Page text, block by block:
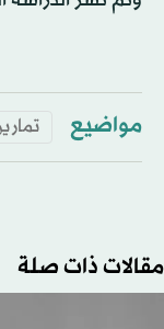
مواضيع
مقالات ذات صلة